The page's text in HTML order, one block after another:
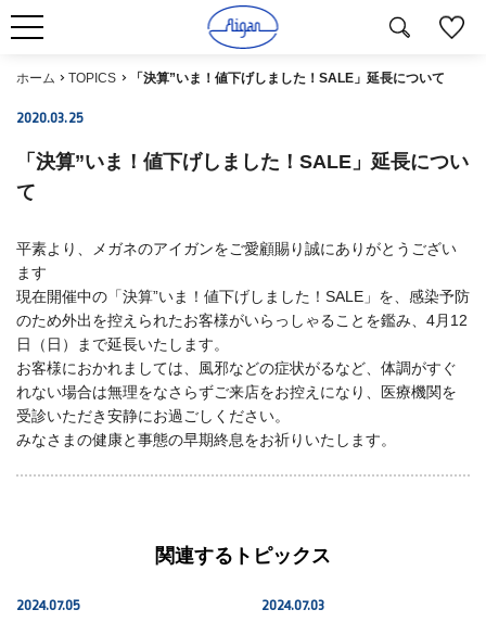
ホーム TOPICS 「決算”いま！値下げしました！SALE」延長について
2020.03.25
「決算”いま！値下げしました！SALE」延長につい
て
平素より、メガネのアイガンをご愛顧賜り誠にありがとうござい
ます
現在開催中の「決算”いま！値下げしました！SALE」を、感染予防
のため外出を控えられたお客様がいらっしゃることを鑑み、4月12
日（日）まで延長いたします。
お客様におかれましては、風邪などの症状がるなど、体調がすぐ
れない場合は無理をなさらずご来店をお控えになり、医療機関を
受診いただき安静にお過ごしください。
みなさまの健康と事態の早期終息をお祈りいたします。
関連するトピックス
2024.07.05 2024.07.03